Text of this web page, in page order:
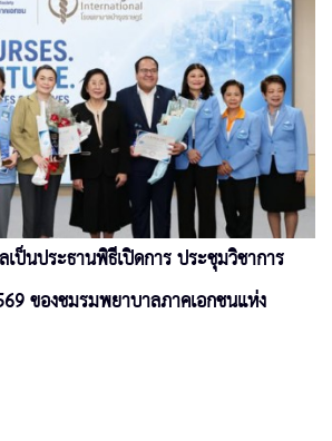
ป็นประธานพิธีเปิดการ ประชุมวิชาการ
ของชมรมพยาบาลภาคเอกชนแห่ง